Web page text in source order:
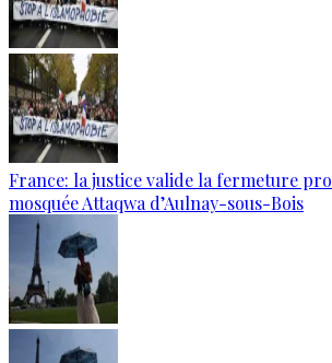
France: la justice valide la fermeture
mosquée Attaqwa d’Aulnay-sous-Bois